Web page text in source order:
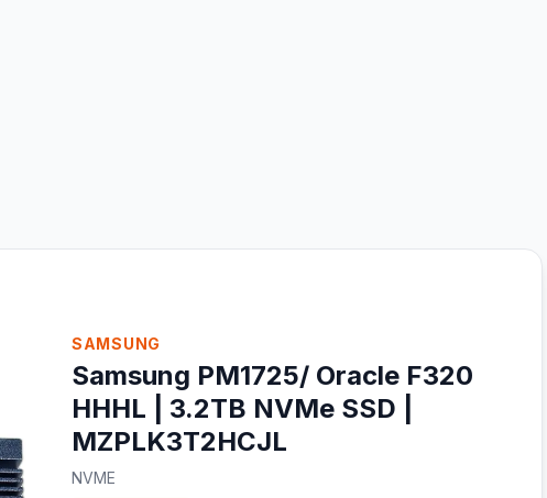
SAMSUNG
Samsung PM1725/ Oracle F320
HHHL | 3.2TB NVMe SSD |
MZPLK3T2HCJL
NVME